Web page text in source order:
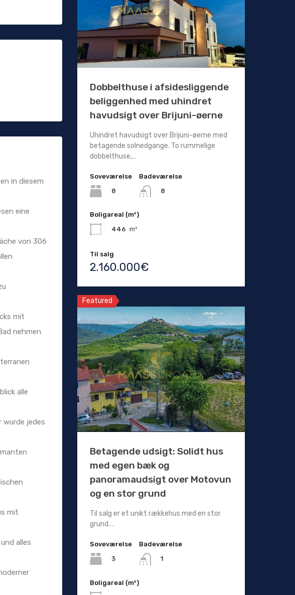
in diesem
eine
von 306
mit
nehmen
alle
wurde jedes
mit
alles
Dobbelthuse i afsidesliggende
beliggenhed med uhindret
havudsigt over Brijuni-øerne
Uhindret havudsigt over Brijuni-øerne med
betagende solnedgange. To rummelige
dobbelthuse,…
Soveværelse
8
Badeværelse
8
Boligareal (m²)
446 m²
Til salg
2.160.000€
Featured
Betagende udsigt: Solidt hus
med egen bæk og
panoramaudsigt over Motovun
og en stor grund
Til salg er et unikt rækkehus med en stor
grund.…
Soveværelse
3
Badeværelse
1
Boligareal (m²)